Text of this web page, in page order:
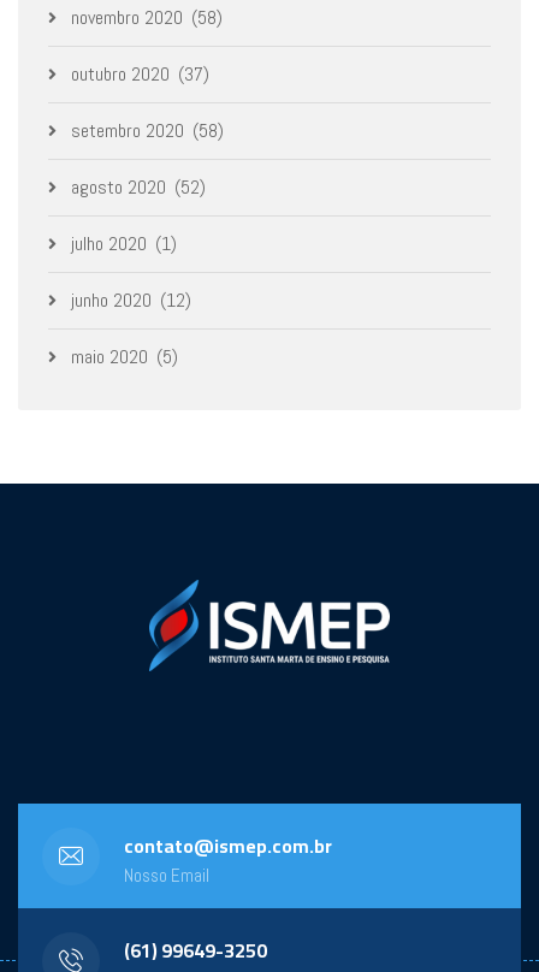
novembro 2020 (58)
outubro 2020 (37)
setembro 2020 (58)
agosto 2020 (52)
julho 2020 (1)
junho 2020 (12)
maio 2020 (5)
contato@ismep.com.br
Nosso Email
(61) 99649-3250